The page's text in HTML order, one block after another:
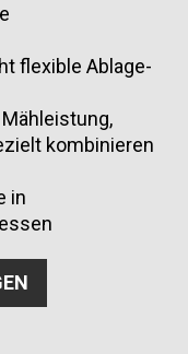
flexible Ablage-
kombinieren
in